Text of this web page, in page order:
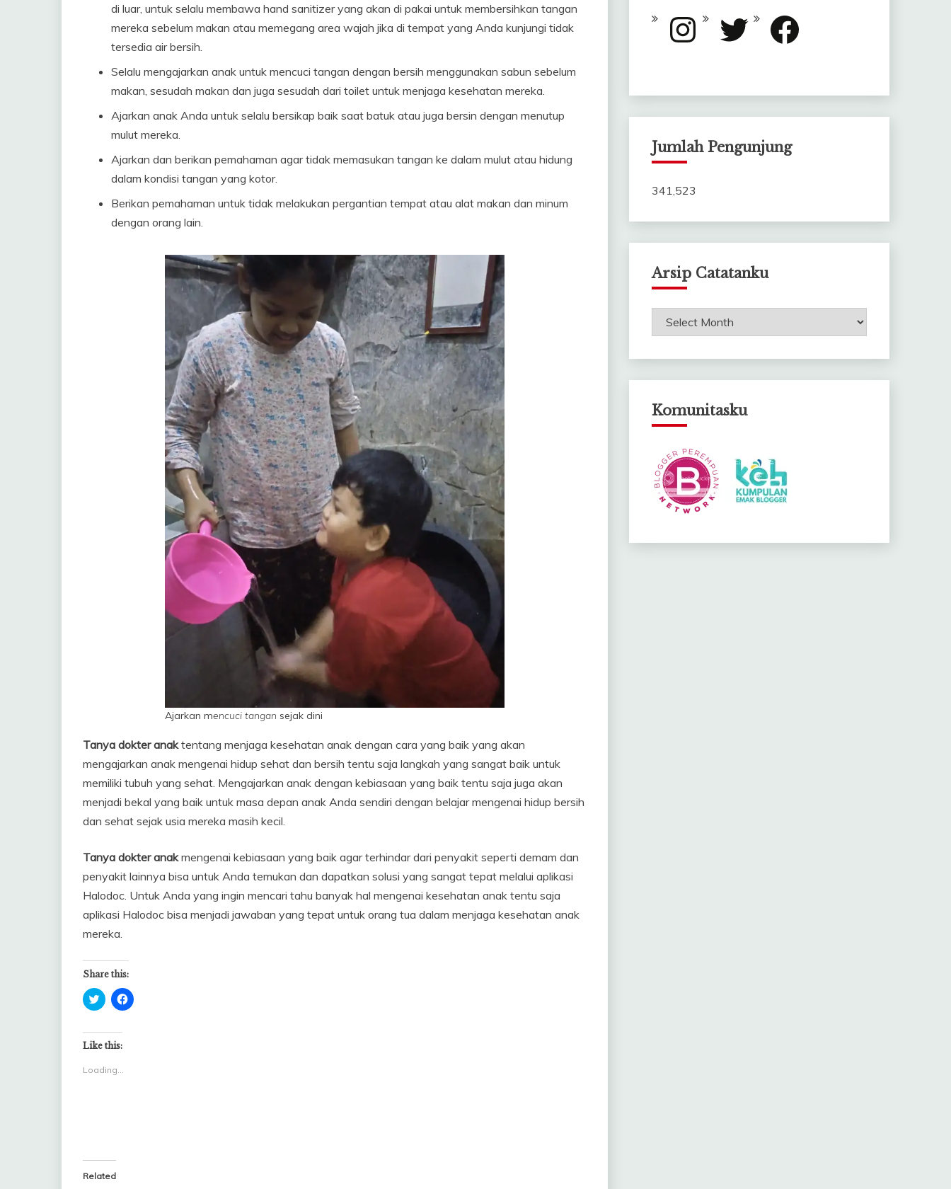
di luar, untuk selalu membawa hand sanitizer yang akan di pakai untuk membersihkan tangan
mereka sebelum makan atau memegang area wajah jika di tempat yang Anda kunjungi tidak
tersedia air bersih.
Selalu mengajarkan anak untuk mencuci tangan dengan bersih menggunakan sabun sebelum
makan, sesudah makan dan juga sesudah dari toilet untuk menjaga kesehatan mereka.
Ajarkan anak Anda untuk selalu bersikap baik saat batuk atau juga bersin dengan menutup
mulut mereka.
Ajarkan dan berikan pemahaman agar tidak memasukan tangan ke dalam mulut atau hidung
dalam kondisi tangan yang kotor.
Berikan pemahaman untuk tidak melakukan pergantian tempat atau alat makan dan minum
dengan orang lain.
Ajarkan mencuci tangan sejak dini
Tanya dokter anaktentang menjaga kesehatan anak dengan cara yang baik yang akan
mengajarkan anak mengenai hidup sehat dan bersih tentu saja langkah yang sangat baik untuk
memiliki tubuh yang sehat. Mengajarkan anak dengan kebiasaan yang baik tentu saja juga akan
menjadi bekal yang baik untuk masa depan anak Anda sendiri dengan belajar mengenai hidup bersih
dan sehat sejak usia mereka masih kecil.
Tanya dokter anakmengenai kebiasaan yang baik agar terhindar dari penyakit seperti demam dan
penyakit lainnya bisa untuk Anda temukan dan dapatkan solusi yang sangat tepat melalui aplikasi
Halodoc. Untuk Anda yang ingin mencari tahu banyak hal mengenai kesehatan anak tentu saja
aplikasi Halodoc bisa menjadi jawaban yang tepat untuk orang tua dalam menjaga kesehatan anak
mereka.
Share this:
Click
to
Twitter
(Opens
in
window)
Click
to
Like this:
Loading...
Related
Instagram Twitter Facebook
Jumlah Pengunjung
341,523
Arsip Catatanku
Arsip
Komunitasku